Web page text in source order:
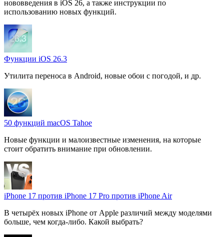
нововведения в iOS 26, а также инструкции по
использованию новых функций.
Функции iOS 26.3
Утилита переноса в Android, новые обои с погодой, и др.
50 функций macOS Tahoe
Новые функции и малоизвестные изменения, на которые
стоит обратить внимание при обновлении.
iPhone 17 против iPhone 17 Pro против iPhone Air
В четырёх новых iPhone от Apple различий между моделями
больше, чем когда-либо. Какой выбрать?